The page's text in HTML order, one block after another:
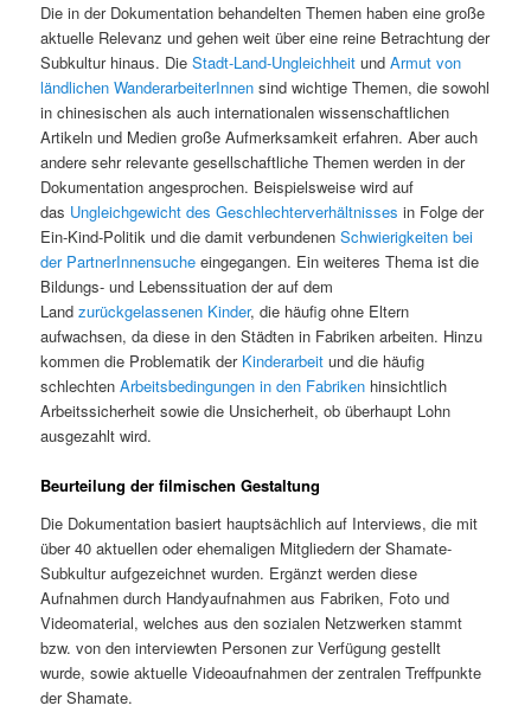
Die in der Dokumentation behandelten Themen haben eine große
aktuelle Relevanz und gehen weit über eine reine Betrachtung der
Subkultur hinaus. DieStadt-Land-Ungleichheit undArmut von
ländlichen WanderarbeiterInnen sind wichtige Themen, die sowohl
in chinesischen als auch internationalen wissenschaftlichen
Artikeln und Medien große Aufmerksamkeit erfahren. Aber auch
andere sehr relevante gesellschaftliche Themen werden in der
Dokumentation angesprochen. Beispielsweise wird auf
das Ungleichgewicht des Geschlechterverhältnisses in Folge der
Ein-Kind-Politik und die damit verbundenenSchwierigkeiten bei
der PartnerInnensuche eingegangen. Ein weiteres Thema ist die
Bildungs- und Lebenssituation der auf dem
Landzurückgelassenen Kinder, die häufig ohne Eltern
aufwachsen, da diese in den Städten in Fabriken arbeiten. Hinzu
kommen die Problematik der Kinderarbeit und die häufig
schlechtenArbeitsbedingungen in den Fabriken hinsichtlich
Arbeitssicherheit sowie die Unsicherheit, ob überhaupt Lohn
ausgezahlt wird.
Beurteilung der filmischen Gestaltung
Die Dokumentation basiert hauptsächlich auf Interviews, die mit
über 40 aktuellen oder ehemaligen Mitgliedern der Shamate-
Subkultur aufgezeichnet wurden. Ergänzt werden diese
Aufnahmen durch Handyaufnahmen aus Fabriken, Foto und
Videomaterial, welches aus den sozialen Netzwerken stammt
bzw. von den interviewten Personen zur Verfügung gestellt
wurde, sowie aktuelle Videoaufnahmen der zentralen Treffpunkte
der Shamate.